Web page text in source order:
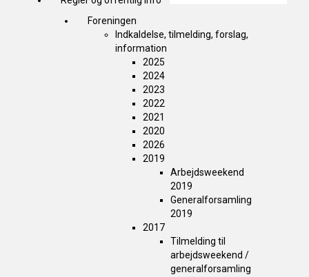
Foreningen
Indkaldelse, tilmelding, forslag,
information
2025
2024
2023
2022
2021
2020
2026
2019
Arbejdsweekend
2019
Generalforsamling
2019
2017
Tilmelding til
arbejdsweekend /
generalforsamling